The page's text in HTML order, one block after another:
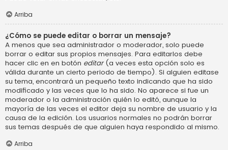
Arriba
¿Cómo se puede editar o borrar un mensaje?
A menos que sea administrador o moderador, solo puede
borrar o editar sus propios mensajes. Para editarlos debe
hacer clic en en botón editar(a veces esta opción solo es
válida durante un cierto periodo de tiempo). Si alguien editase
su tema, encontrará un pequeño texto indicando que ha sido
modificado y las veces que lo ha sido. No aparece si fue un
moderador o la administración quién lo editó, aunque la
mayoría de las veces el editor deja su nombre de usuario y la
causa de la edición. Los usuarios normales no podrán borrar
sus temas después de que alguien haya respondido al mismo.
Arriba